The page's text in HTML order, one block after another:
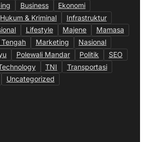
Business
Ekonomi
Hukum & Kriminal
Infrastruktur
Lifestyle Majene
Mamasa
Marketing
Nasional
Polewali Mandar Politik
SEO
TNI
Transportasi
Uncategorized